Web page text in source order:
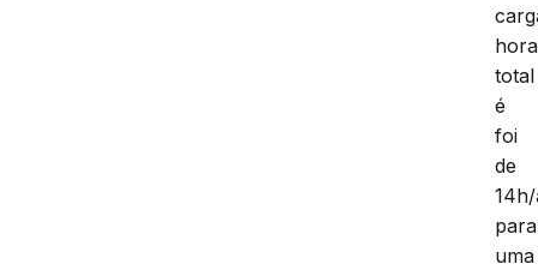
total
é
foi
de
para
uma